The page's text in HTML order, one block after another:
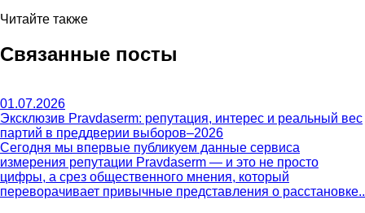
Читайте также
Связанные посты
01.07.2026
Эксклюзив Pravdaserm: репутация, интерес и реальный вес
партий в преддверии выборов–2026
Сегодня мы впервые публикуем данные сервиса
измерения репутации Pravdaserm — и это не просто
цифры, а срез общественного мнения, который
переворачивает привычные представления о расстановке..